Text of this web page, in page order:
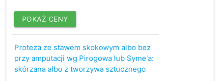
POKAŻ CENY
Proteza ze stawem skokowym albo bez
przy amputacji wg Pirogowa lub Syme'a:
skórzana albo z tworzywa sztucznego